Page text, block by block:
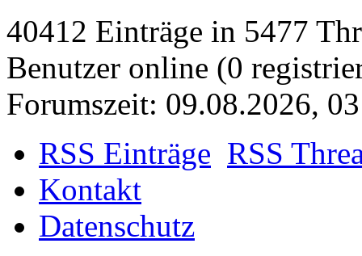
40412 Einträge in 5477
Benutzer online (0
Forumszeit: 09.08.2026,
RSS Einträge RSS
Kontakt
Datenschutz